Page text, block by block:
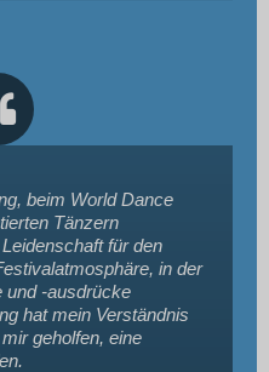
beim World Dance
Tänzern
für den
in der
und -ausdrücke
hat mein Verständnis
geholfen, eine